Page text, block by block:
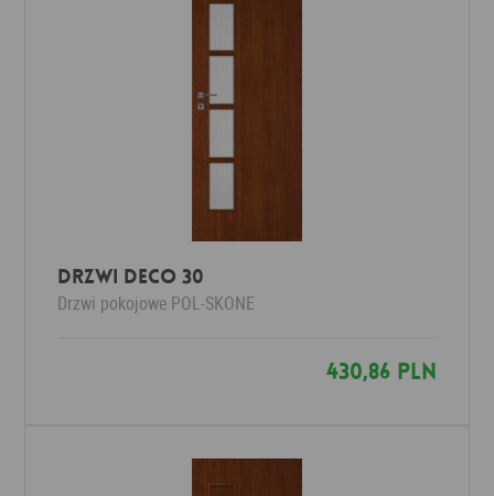
Drzwi Deco 30
Drzwi pokojowe POL-SKONE
430,86 PLN